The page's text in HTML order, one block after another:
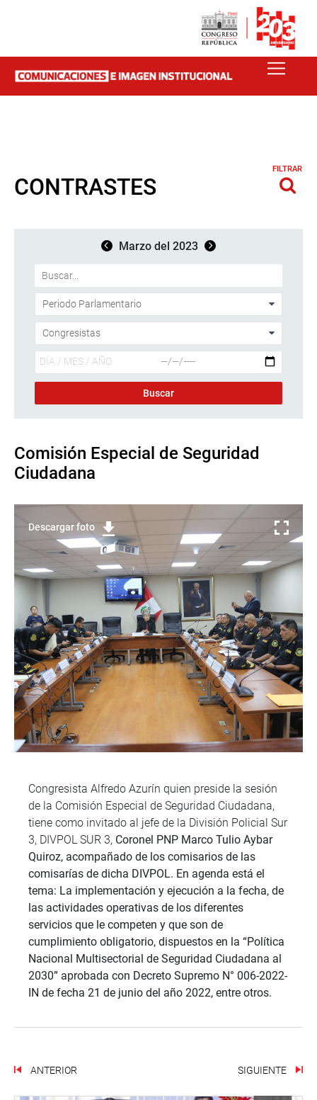
CONTRASTES
FILTRAR
Marzo del 2023
Comisión Especial de Seguridad
Ciudadana
Descargar foto
Congresista Alfredo Azurín quien preside la sesión
de la Comisión Especial de Seguridad Ciudadana,
tiene como invitado al jefe de la División Policial Sur
3, DIVPOL SUR 3, Coronel PNP Marco Tulio Aybar
Quiroz, acompañado de los comisarios de las
comisarías de dicha DIVPOL. En agenda está el
tema: La implementación y ejecución a la fecha, de
las actividades operativas de los diferentes
servicios que le competen y que son de
cumplimiento obligatorio, dispuestos en la “Política
Nacional Multisectorial de Seguridad Ciudadana al
2030” aprobada con Decreto Supremo N° 006-2022-
IN de fecha 21 de junio del año 2022, entre otros.
ANTERIOR SIGUIENTE